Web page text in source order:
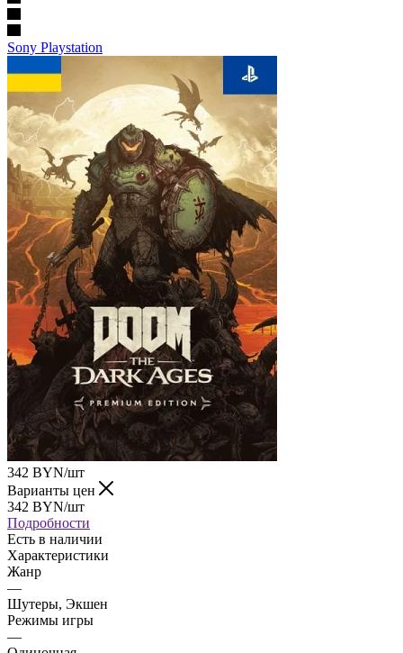
Sony Playstation
342 BYN/шт
Варианты цен
342 BYN/шт
Подробности
Есть в наличии
Характеристики
Жанр
—
Шутеры, Экшен
Режимы игры
—